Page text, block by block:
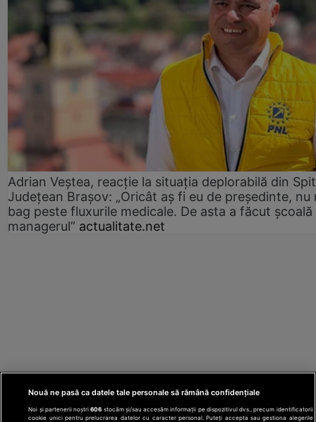
Adrian Veștea, reacție la situația deplorabilă din
Județean Brașov: „Oricât aș fi eu de președinte, nu
bag peste fluxurile medicale. De asta a făcut școală
managerul” actualitate.net
Nouă ne pasă ca datele tale personale să rămână confidențiale
Noi și partenerii noștri606 stocăm și/sau accesăm informații pe dispozitivul dvs., precum identificatorii
cookie unici pentru prelucrarea datelor cu caracter personal. Puteți accepta sau gestiona alegerile